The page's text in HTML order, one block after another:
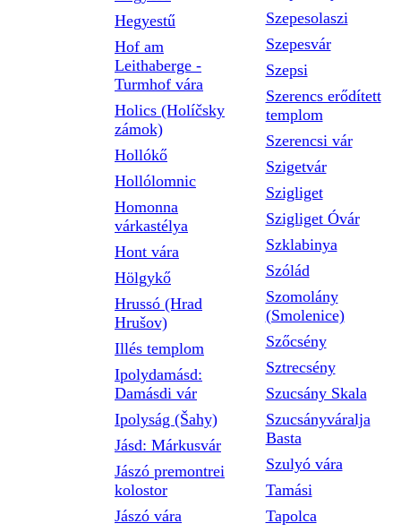
Hegyestű
Hof am
Leithaberge -
Turmhof vára
Holics (Holíčsky
zámok)
Hollókő
Hollólomnic
Homonna
várkastélya
Hont vára
Hölgykő
Hrussó (Hrad
Hrušov)
Illés templom
Ipolydamásd:
Damásdi vár
Ipolyság (Šahy)
Jásd: Márkusvár
Jászó premontrei
kolostor
Jászó vára
Szepesolaszi
Szepesvár
Szepsi
Szerencs erődített
templom
Szerencsi vár
Szigetvár
Szigliget
Szigliget Óvár
Szklabinya
Szólád
Szomolány
(Smolenice)
Szőcsény
Sztrecsény
Szucsány Skala
Szucsányváralja
Basta
Szulyó vára
Tamási
Tapolca